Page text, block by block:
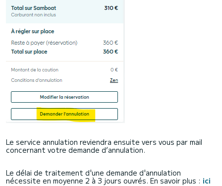
Le service annulation reviendra ensuite vers vous par mail
concernant votre demande d’annulation.
Le délai de traitement d'une demande d'annulation
nécessite en moyenne 2 à 3 jours ouvrés. En savoir plus : ici